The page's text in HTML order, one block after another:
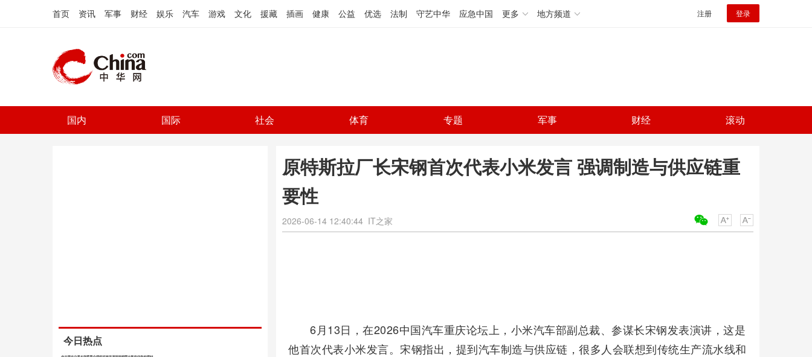
首页 资讯 军事 财经 娱乐 汽车 游戏 文化 援藏 插画 健康 公益 优选 法制 守艺中华 应急中国 更多 地方频道 注册 登录
国内 国际 社会 体育 专题 军事 财经 滚动
原特斯拉厂长宋钢首次代表小米发言 强调制造与供应链重
要性
2026-06-14 12:40:44 IT之家
6月13日，在2026中国汽车重庆论坛上，小米汽车部副总裁、参谋长宋钢发表演讲，这是
他首次代表小米发言。宋钢指出，提到汽车制造与供应链，很多人会联想到传统生产流水线和
今日热点